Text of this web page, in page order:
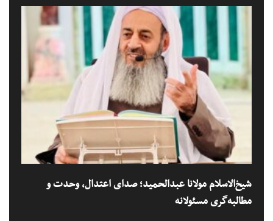
شیخ‌الاسلام مولانا عبدالحمید؛ صدای اعتدال، وحدت و
مطالبه‌گری مسئولانه